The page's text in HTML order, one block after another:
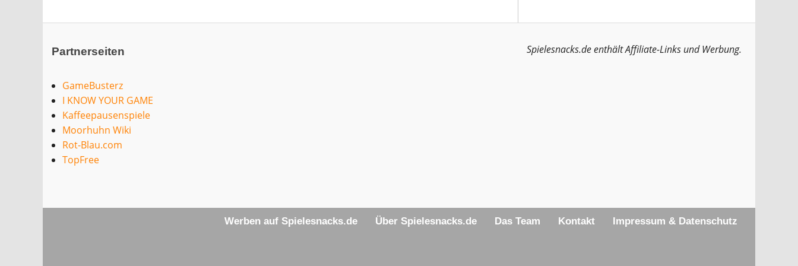
Partnerseiten
GameBusterz
I KNOW YOUR GAME
Kaffeepausenspiele
Moorhuhn Wiki
Rot-Blau.com
TopFree
Spielesnacks.de enthält Affiliate-Links und Werbung.
Werben auf Spielesnacks.de Über Spielesnacks.de Das Team Kontakt Impressum & Datenschutz